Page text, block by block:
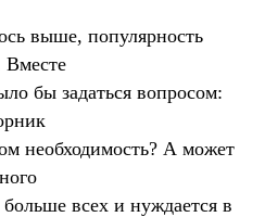
выше, популярность
Вместе
бы задаться вопросом:
необходимость? А может
всех и нуждается в